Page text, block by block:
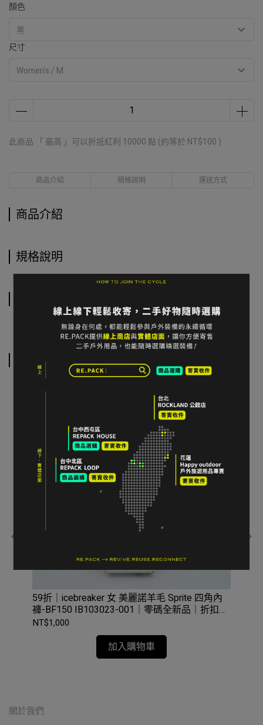
顏色
黑
尺寸
Women's / M
此商品 「 最高 」可以折抵紅利 10000 點 (約等於 NT$100 )
商品介紹 規格說明 運送方式
商品介紹
規格說明
相關商品
59折｜icebreaker 女 美麗諾羊毛 Sprite 四角內
褲-BF150 IB103023-001｜零碼全新品｜折扣零
碼全新品｜台中
NT$1,000
加入購物車
關於我們